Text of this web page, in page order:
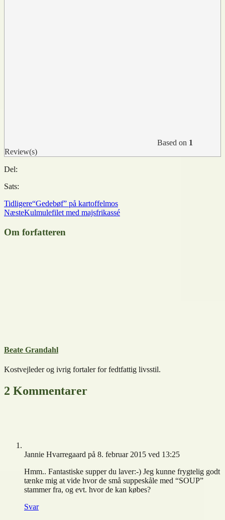
Based on 1
Review(s)
Del:
Sats:
Tidligere“Gedebøf” på kartoffelmos
NæsteKulmulefilet med majsfrikassé
Om forfatteren
Beate Grandahl
Kostvejleder og ivrig fortaler for fedtfattig livsstil.
2 Kommentarer
Jannie Hvarregaard på 8. februar 2015 ved 13:25
Hmm.. Fantastiske supper du laver:-) Jeg kunne frygtelig godt
tænke mig at vide hvor de små suppeskåle med “SOUP”
stammer fra, og evt. hvor de kan købes?
Svar